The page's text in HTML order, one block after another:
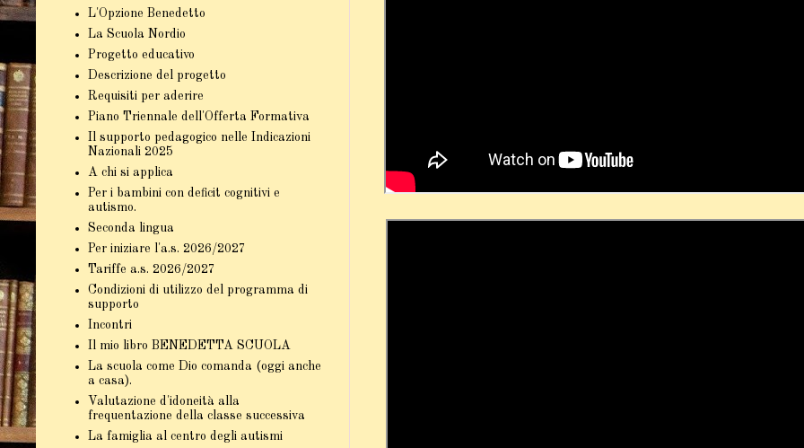
L'Opzione Benedetto
La Scuola Nordio
Progetto educativo
Descrizione del progetto
Requisiti per aderire
Piano Triennale dell'Offerta Formativa
Il supporto pedagogico nelle Indicazioni
Nazionali 2025
A chi si applica
Per i bambini con deficit cognitivi e
autismo.
Seconda lingua
Per iniziare l'a.s. 2026/2027
Tariffe a.s. 2026/2027
Condizioni di utilizzo del programma di
supporto
Incontri
Il mio libro BENEDETTA SCUOLA
La scuola come Dio comanda (oggi anche
a casa).
Valutazione d'idoneità alla
frequentazione della classe successiva
La famiglia al centro degli autismi